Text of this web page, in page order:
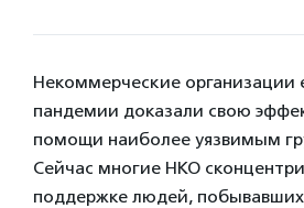
Некоммерческие организации
пандемии доказали свою
помощи наиболее уязвимым
Сейчас многие НКО
поддержке людей,